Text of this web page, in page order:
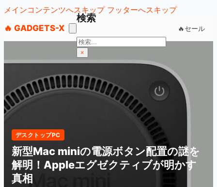
メインコンテンツへスキップ フッターへスキップ
🔥 GADGETS-X
🔥セール
検索
検
索×
デスクトップPC
新型Mac miniの電源ボタン配置の謎を
解明！Appleエグゼクティブが明かす
真相